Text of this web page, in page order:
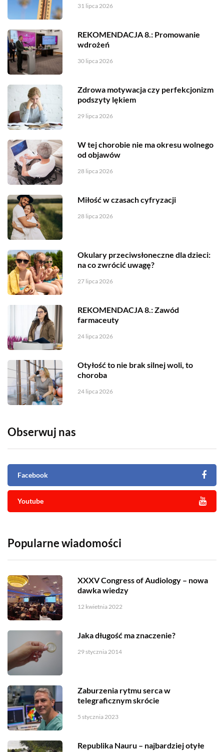
31 lipca 2026
REKOMENDACJA 8.: Promowanie
wdrożeń
30 lipca 2026
Zdrowa motywacja czy perfekcjonizm
podszyty lękiem
29 lipca 2026
W tej chorobie nie ma okresu wolnego
od objawów
28 lipca 2026
Miłość w czasach cyfryzacji
28 lipca 2026
Okulary przeciwsłoneczne dla dzieci:
na co zwrócić uwagę?
27 lipca 2026
REKOMENDACJA 8.: Zawód
farmaceuty
24 lipca 2026
Otyłość to nie brak silnej woli, to
choroba
24 lipca 2026
Obserwuj nas
Facebook
Youtube
Popularne wiadomości
XXXV Congress of Audiology – nowa
dawka wiedzy
12 kwietnia 2022
Jaka długość ma znaczenie?
29 stycznia 2014
Zaburzenia rytmu serca w
telegraficznym skrócie
5 stycznia 2023
Republika Nauru – najbardziej otyłe